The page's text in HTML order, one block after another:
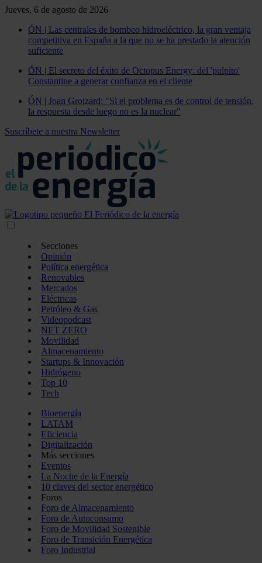
Jueves, 6 de agosto de 2026
ÓN | Las centrales de bombeo hidroeléctrico, la gran ventaja
competitiva en España a la que no se ha prestado la atención
suficiente
ÓN | El secreto del éxito de Octopus Energy: del 'pulpito'
Constantine a generar confianza en el cliente
ÓN | Joan Groizard: "Si el problema es de control de tensión,
la respuesta desde luego no es la nuclear"
Suscríbete a nuestra Newsletter
Secciones
Opinión
Política energética
Renovables
Mercados
Eléctricas
Petróleo & Gas
Videopodcast
NET ZERO
Movilidad
Almacenamiento
Startups & Innovación
Hidrógeno
Top 10
Tech
Bioenergía
LATAM
Eficiencia
Digitalización
Más secciones
Eventos
La Noche de la Energía
10 claves del sector energético
Foros
Foro de Almacenamiento
Foro de Autoconsumo
Foro de Movilidad Sostenible
Foro de Transición Energética
Foro Industrial